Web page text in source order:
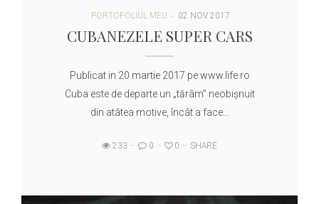
PORTOFOLIUL MEU 02 NOV 2017
CUBANEZELE SUPER CARS
Publicat in 20 martie 2017 pe www.life.ro
Cuba este de departe un „tărâm” neobişnuit
din atâtea motive, încât a face…
233 0 0 SHARE